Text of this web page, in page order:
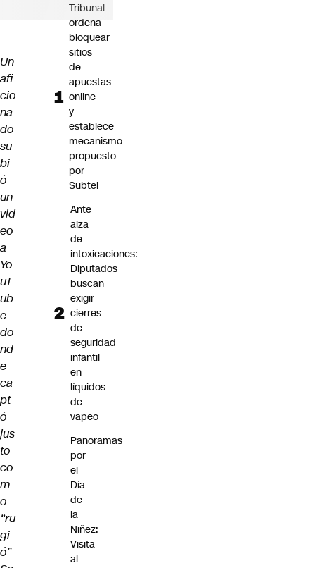
Un
afi
cio
na
do
su
bi
ó
un
vid
eo
a
Yo
uT
ub
e
do
nd
e
ca
pt
ó
jus
to
co
m
o
“ru
gi
ó”
Tribunal
ordena
bloquear
sitios
de
apuestas
online
y
establece
mecanismo
propuesto
por
Subtel
Ante
alza
de
intoxicaciones:
Diputados
buscan
exigir
cierres
de
seguridad
infantil
en
líquidos
de
vapeo
Panoramas
por
el
Día
de
la
Niñez:
Visita
al